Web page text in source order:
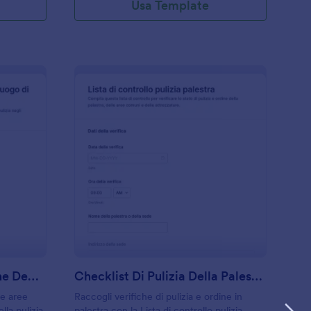
Usa Template
Checklist Di Manutenzione Degli Spazi Di Lavoro
aree
Checklist Di Pulizia Della Palestra Form
Raccogli verifiche di pulizia e ordine in